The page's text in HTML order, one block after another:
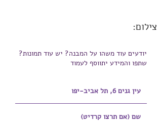
צילום:
יודעים עוד משהו על המבנה? יש עוד תמונות?
שתפו והמידע יתווסף לעמוד